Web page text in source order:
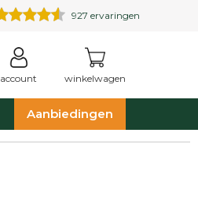
927 ervaringen
account winkelwagen
Aanbiedingen